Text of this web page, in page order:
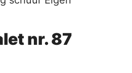
nr. 87